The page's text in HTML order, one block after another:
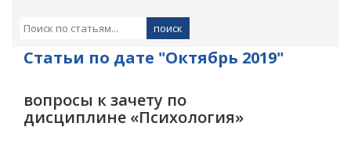
Статьи по дате "Октябрь 2019"
вопросы к зачету по
дисциплине «Психология»